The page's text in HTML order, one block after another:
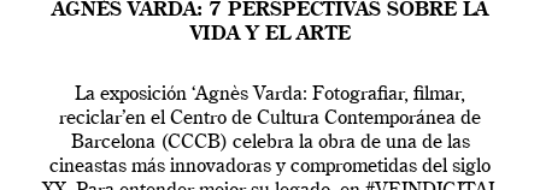
AGNÈS VARDA: 7 PERSPECTIVAS SOBRE LA
VIDA Y EL ARTE
La exposición ‘Agnès Varda: Fotografiar, filmar,
reciclar’en el Centro de Cultura Contemporánea de
Barcelona (CCCB) celebra la obra de una de las
cineastas más innovadoras y comprometidas del siglo